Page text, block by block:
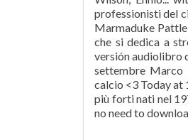
professionisti del
Marmaduke
che si dedica a
versión audiolibro
settembre Marco
calcio <3 Today at
più forti nati nel
no need to